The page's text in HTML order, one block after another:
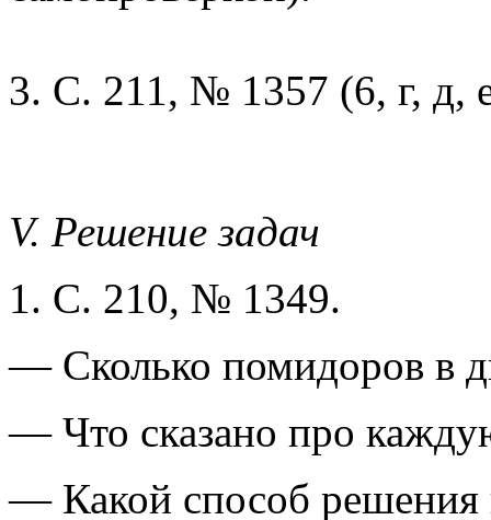
3. С. 211, № 1357 (6, г, д,
V. Решение задач
1. С. 210, № 1349.
— Сколько помидоров в
— Что сказано про
— Какой способ решения